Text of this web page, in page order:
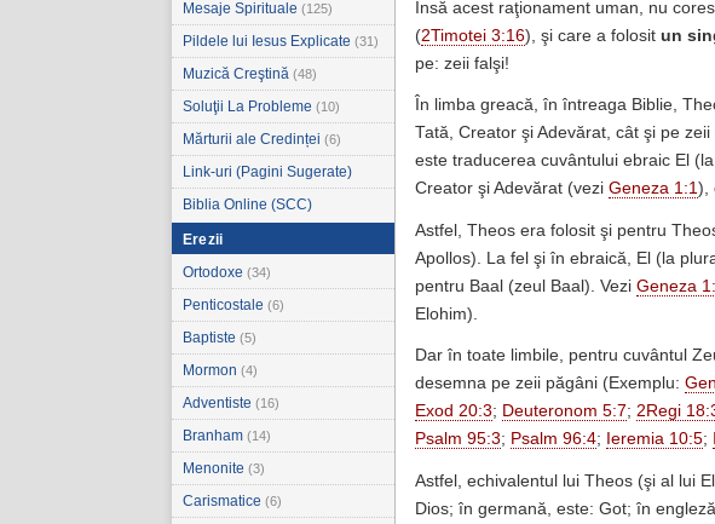
Mesaje Spirituale (125)
Pildele lui Iesus Explicate (31)
Muzică Creştină (48)
Soluţii La Probleme (10)
Mărturii ale Credinței (6)
Link-uri (Pagini Sugerate)
Biblia Online (SCC)
Erezii
Ortodoxe (34)
Penticostale (6)
Baptiste (5)
Mormon (4)
Adventiste (16)
Branham (14)
Menonite (3)
Carismatice (6)
Însă acest raţionament uman, nu
(2Timotei 3:16), şi care a folosit un
pe: zeii falşi!
În limba greacă, în întreaga Biblie,
Tată, Creator şi Adevărat, cât şi pe
este traducerea cuvântului ebraic El
Creator şi Adevărat (vezi Geneza 1:1),
Astfel, Theos era folosit şi pentru
Apollos). La fel şi în ebraică, El (la
pentru Baal (zeul Baal). Vezi Geneza
Elohim).
Dar în toate limbile, pentru cuvântul
desemna pe zeii păgâni (Exemplu:
Exod 20:3; Deuteronom 5:7; 2Regi
Psalm 95:3; Psalm 96:4; Ieremia 10:5;
Astfel, echivalentul lui Theos (şi al lui
Dios; în germană, este: Got; în